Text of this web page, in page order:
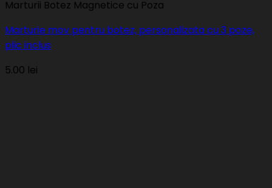
Marturii Botez Magnetice cu Poza
Marturie mov pentru botez, personalizata cu 3 poze,
plic inclus
5.00 lei